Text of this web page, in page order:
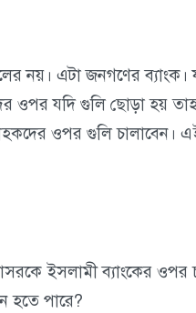
নয়। এটা জনগণের ব্যাংক।
ওপর যদি গুলি ছোড়া হয়
ওপর গুলি চালাবেন।
ইসলামী ব্যাংকের
হতে পারে?